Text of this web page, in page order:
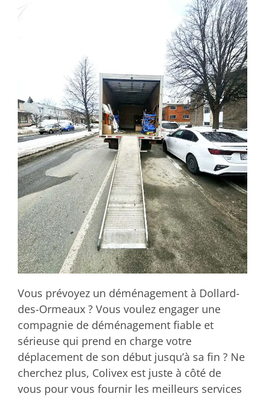
Vous prévoyez un déménagement à Dollard-
des-Ormeaux ? Vous voulez engager une
compagnie de déménagement fiable et
sérieuse qui prend en charge votre
déplacement de son début jusqu’à sa fin ? Ne
cherchez plus, Colivex est juste à côté de
vous pour vous fournir les meilleurs services